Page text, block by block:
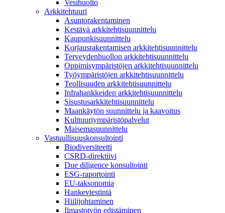
Vesihuolto
Arkkitehtuuri
Asuntorakentaminen
Kestävä arkkitehtisuunnittelu
Kaupunkisuunnittelu
Korjausrakentamisen arkkitehtisuunnittelu
Terveydenhuollon arkkitehtisuunnittelu
Oppimisympäristöjen arkkitehtisuunnittelu
Työympäristöjen arkkitehtisuunnittelu
Teollisuuden arkkitehtisuunnittelu
Infrahankkeiden arkkitehtisuunnittelu
Sisustusarkkitehtisuunnittelu
Maankäytön suunnittelu ja kaavoitus
Kulttuuriympäristöpalvelut
Maisemasuunnittelu
Vastuullisuuskonsultointi
Biodiversiteetti
CSRD-direktiivi
Due diligence konsultointi
ESG-raportointi
EU-taksonomia
Hankeviestintä
Hiilijohtaminen
Ilmastotyön edistäminen